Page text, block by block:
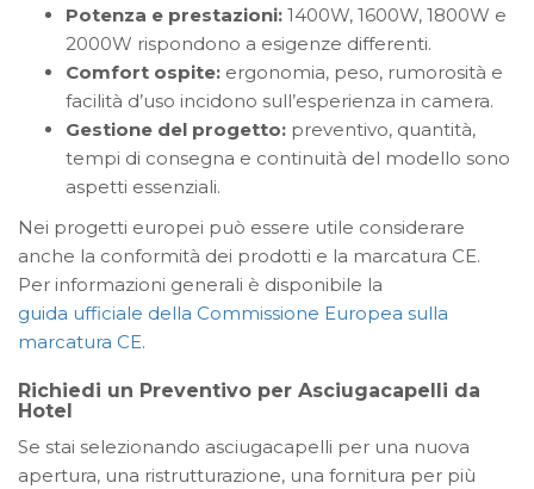
Potenza e prestazioni: 1400W, 1600W, 1800W e
2000W rispondono a esigenze differenti.
Comfort ospite: ergonomia, peso, rumorosità e
facilità d’uso incidono sull’esperienza in camera.
Gestione del progetto: preventivo, quantità,
tempi di consegna e continuità del modello sono
aspetti essenziali.
Nei progetti europei può essere utile considerare
anche la conformità dei prodotti e la marcatura CE.
Per informazioni generali è disponibile la
guida ufficiale della Commissione Europea sulla
marcatura CE.
Richiedi un Preventivo per Asciugacapelli da
Hotel
Se stai selezionando asciugacapelli per una nuova
apertura, una ristrutturazione, una fornitura per più